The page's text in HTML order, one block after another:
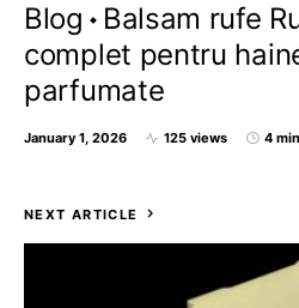
Blog
Balsam rufe
complet pentru
parfumate
January 1, 2026 125 views 4
NEXT ARTICLE